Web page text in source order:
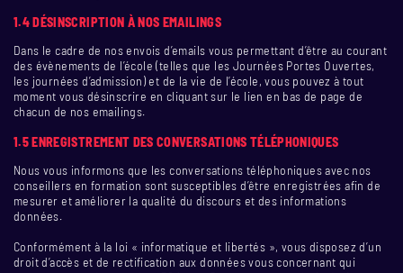
1.4 DÉSINSCRIPTION À NOS EMAILINGS
Dans le cadre de nos envois d’emails vous permettant d’être au courant
des évènements de l’école (telles que les Journées Portes Ouvertes,
les journées d’admission) et de la vie de l’école, vous pouvez à tout
moment vous désinscrire en cliquant sur le lien en bas de page de
chacun de nos emailings.
1.5 ENREGISTREMENT DES CONVERSATIONS TÉLÉPHONIQUES
Nous vous informons que les conversations téléphoniques avec nos
conseillers en formation sont susceptibles d’être enregistrées afin de
mesurer et améliorer la qualité du discours et des informations
données.
Conformément à la loi « informatique et libertés », vous disposez d’un
droit d’accès et de rectification aux données vous concernant qui